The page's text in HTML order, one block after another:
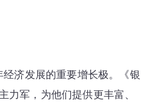
济发展的重要增长极。《银
军，为他们提供更丰富、